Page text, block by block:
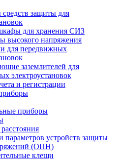
защиты для
для хранения СИЗ
высокого напряжения
для передвижных
заземлителей для
электроустановок
и регистрации
приборы
параметров устройств защиты
(ОПН)
клещи